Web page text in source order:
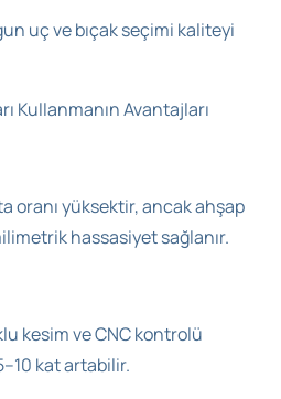
uç ve bıçak seçimi kaliteyi
Kullanmanın Avantajları
oranı yüksektir, ancak ahşap
hassasiyet sağlanır.
kesim ve CNC kontrolü
kat artabilir.